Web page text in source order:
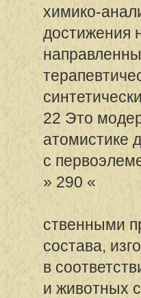
химико-
достижения
22 Это
атомистике
с
» 290 «
ственными
состава,
в
и животных